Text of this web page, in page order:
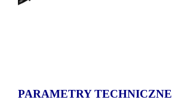
PARAMETRY TECHNICZNE